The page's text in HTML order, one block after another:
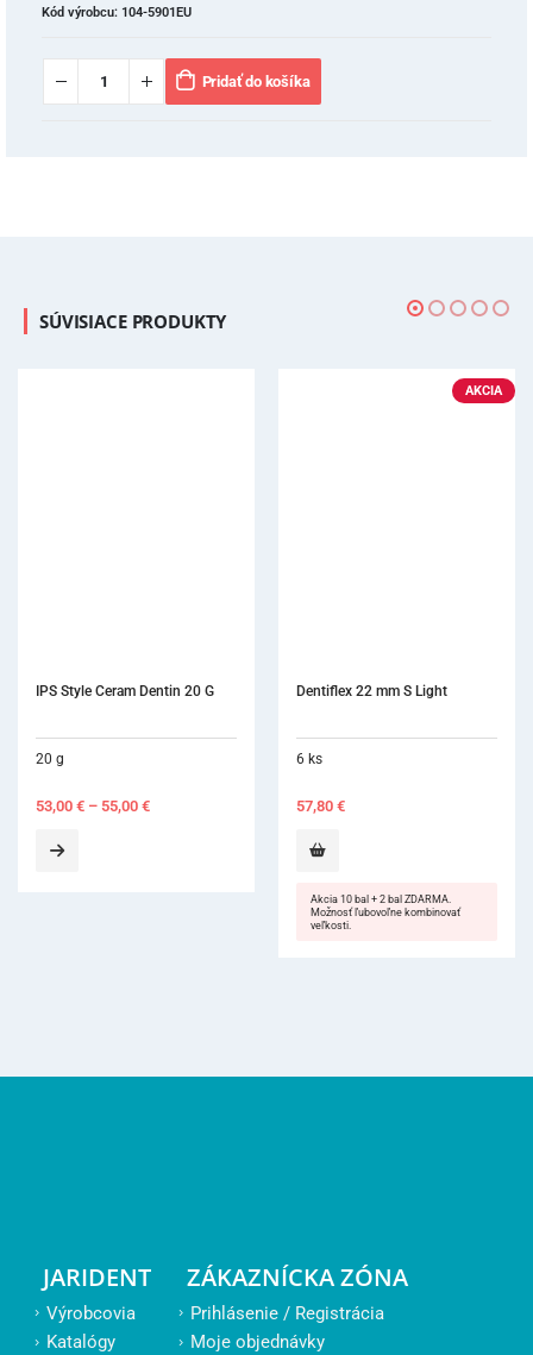
Kód výrobcu: 104-5901EU
Pridať do košíka
SÚVISIACE PRODUKTY
Dentiflex 22 mm S Light
Akcia 10 bal + 2 bal ZDARMA.
Možnosť ľubovoľne kombinovať
IPS inLine
JARIDENT
Výrobcovia
Katalógy
ZÁKAZNÍCKA ZÓNA
Prihlásenie / Registrácia
Moje objednávky